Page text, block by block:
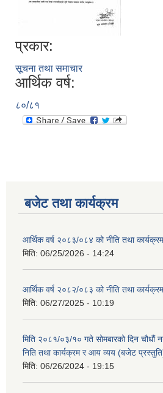
प्रकार:
सूचना तथा समाचार
आर्थिक वर्ष:
८०/८१
बजेट तथा कार्यक्रम
आर्थिक वर्ष २०८३/०८४ को नीति तथा
मिति: 06/25/2026 - 14:24
आर्थिक वर्ष २०८२/०८३ को नीति तथा
मिति: 06/27/2025 - 10:19
मिति २०८१/०३/१० गते सोमबारको दिन
निति तथा कार्यक्रम र आय व्यय (बजेट
मिति: 06/26/2024 - 19:15